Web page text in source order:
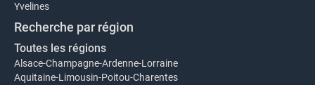
Yvelines
Recherche par région
Toutes les régions
Alsace-Champagne-Ardenne-Lorraine
Aquitaine-Limousin-Poitou-Charentes